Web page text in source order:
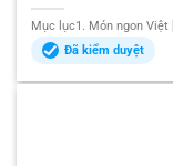
Mục lục1. Món ngon Việt
Đã kiểm duyệt